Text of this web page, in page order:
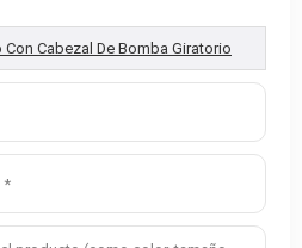
Con Cabezal De Bomba Giratorio